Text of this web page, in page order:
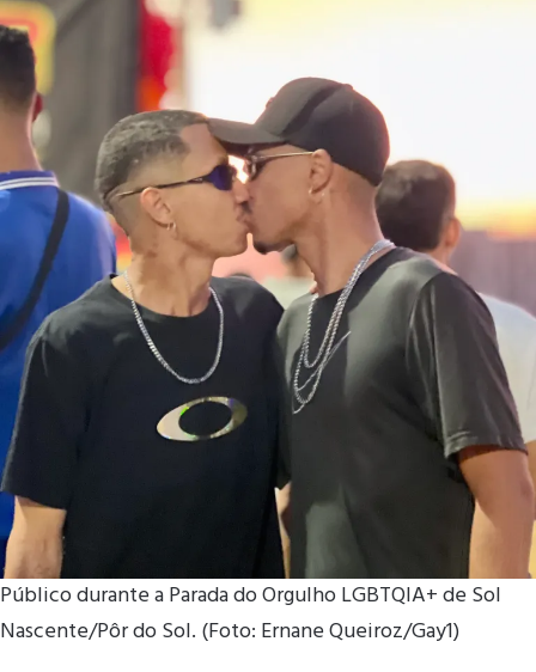
Público durante a Parada do Orgulho LGBTQIA+ de Sol
Nascente/Pôr do Sol. (Foto: Ernane Queiroz/Gay1)